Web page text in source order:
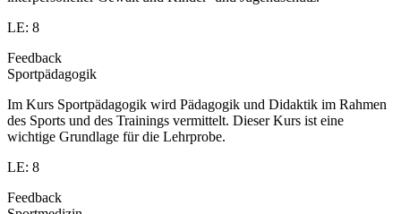
LE: 8
Feedback
Sportpädagogik
Im Kurs Sportpädagogik wird Pädagogik und Didaktik im Rahmen
des Sports und des Trainings vermittelt. Dieser Kurs ist eine
wichtige Grundlage für die Lehrprobe.
LE: 8
Feedback